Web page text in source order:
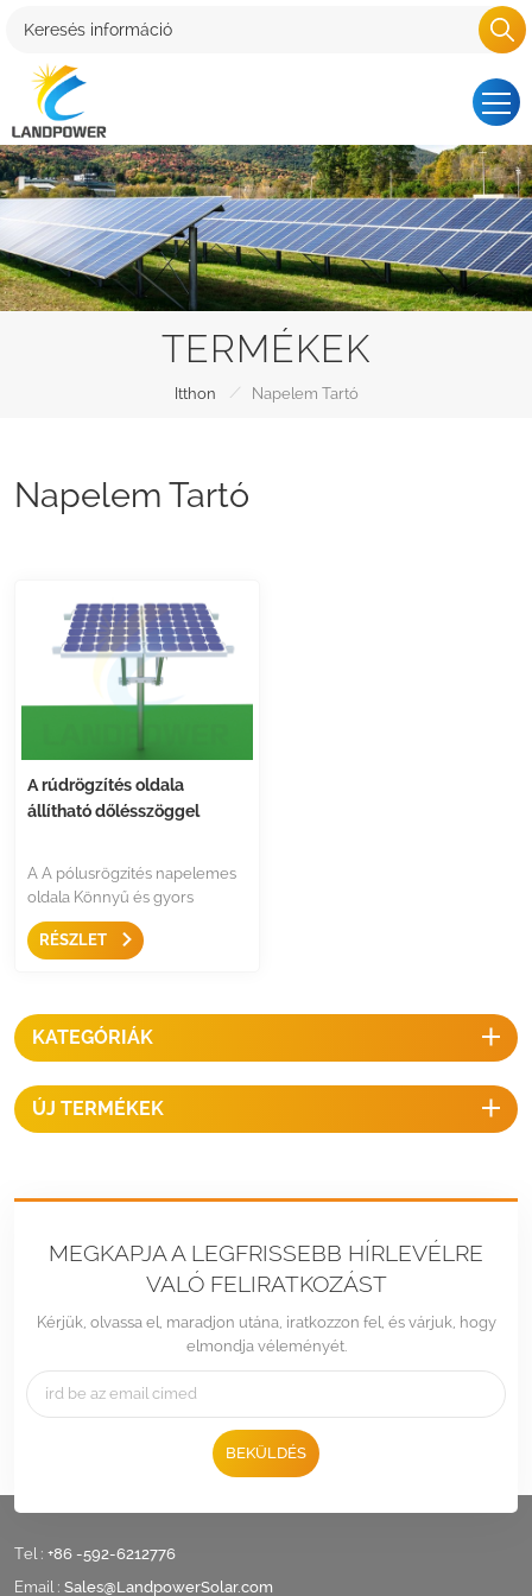
TERMÉKEK
Itthon / Napelem Tartó
Napelem Tartó
A rúdrögzítés oldala
állítható dőlésszöggel
A A pólusrögzítés napelemes
oldala Könnyű és gyors
megoldás a napelem
oszlopokhoz való rögzítésére,
és álló helyzetben is.
RÉSZLET
KATEGÓRIÁK
ÚJ TERMÉKEK
MEGKAPJA A LEGFRISSEBB HÍRLEVÉLRE
VALÓ FELIRATKOZÁST
Kérjük, olvassa el, maradjon utána, iratkozzon fel, és várjuk, hogy
elmondja véleményét.
BEKÜLDÉS
Tel : +86 -592-6212776
Email : Sales@LandpowerSolar.com